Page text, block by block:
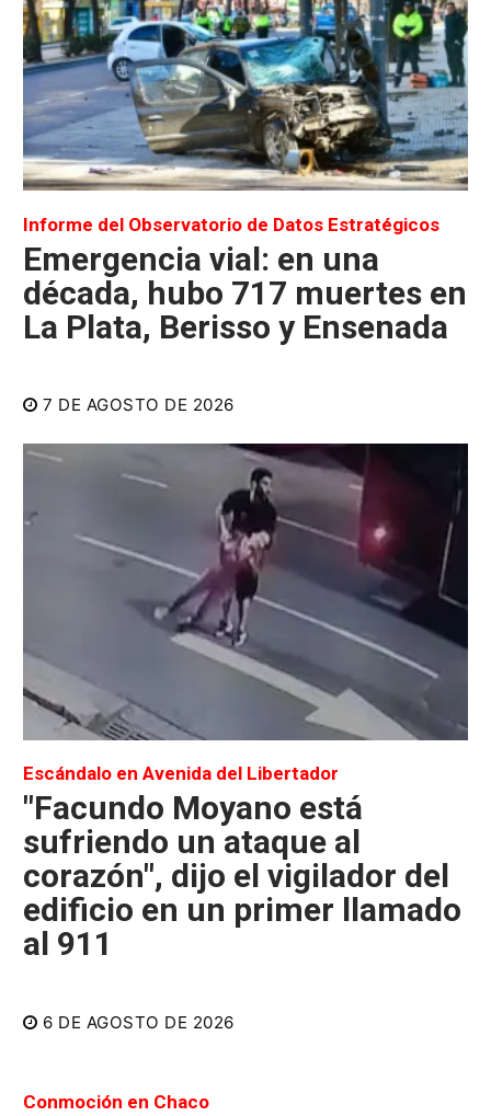
Informe del Observatorio de Datos Estratégicos
Emergencia vial: en una
década, hubo 717 muertes en
La Plata, Berisso y Ensenada
7 DE AGOSTO DE 2026
Escándalo en Avenida del Libertador
"Facundo Moyano está
sufriendo un ataque al
corazón", dijo el vigilador del
edificio en un primer llamado
al 911
6 DE AGOSTO DE 2026
Conmoción en Chaco